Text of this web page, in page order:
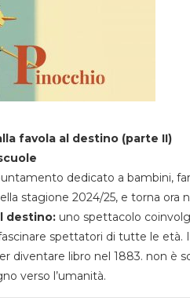
favola al destino (parte II)
dedicato a bambini,
stagione 2024/25, e torna ora
destino:uno spettacolo
spettatori di tutte le età.
diventare libro nel 1883. non è
verso l’umanità.